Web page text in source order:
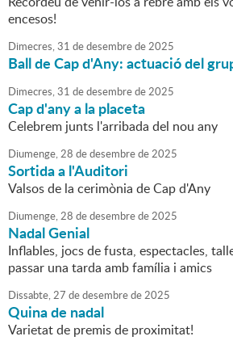
encesos!
Dimecres,31 dedesembrede2025
Ball de Cap d'Any: actuació del
Dimecres,31 dedesembrede2025
Cap d'any a la placeta
Celebrem junts l'arribada del nou any
Diumenge,28 dedesembrede2025
Sortida a l'Auditori
Valsos de la cerimònia de Cap d'Any
Diumenge,28 dedesembrede2025
Nadal Genial
Inflables, jocs de fusta, espectacles,
passar una tarda amb família i amics
Dissabte,27 dedesembrede2025
Quina de nadal
Varietat de premis de proximitat!